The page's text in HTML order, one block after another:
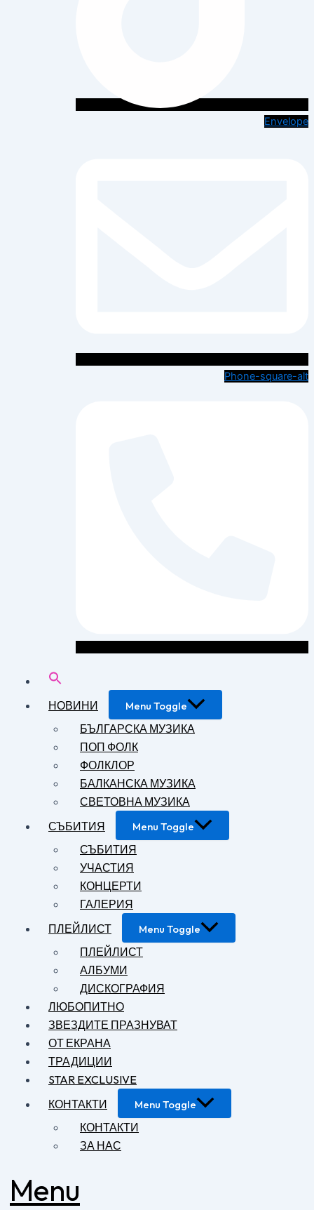
Envelope
Phone-square-alt
НОВИНИ Menu Toggle
БЪЛГАРСКА МУЗИКА
ПОП ФОЛК
ФОЛКЛОР
БАЛКАНСКА МУЗИКА
СВЕТОВНА МУЗИКА
СЪБИТИЯ
Menu Toggle
СЪБИТИЯ
УЧАСТИЯ
КОНЦЕРТИ
ГАЛЕРИЯ
ПЛЕЙЛИСТ
Menu Toggle
ПЛЕЙЛИСТ
АЛБУМИ
ДИСКОГРАФИЯ
ЛЮБОПИТНО
ЗВЕЗДИТЕ ПРАЗНУВАТ
ОТ ЕКРАНА
ТРАДИЦИИ
STAR EXCLUSIVE
КОНТАКТИ
Menu Toggle
КОНТАКТИ
ЗА НАС
Menu